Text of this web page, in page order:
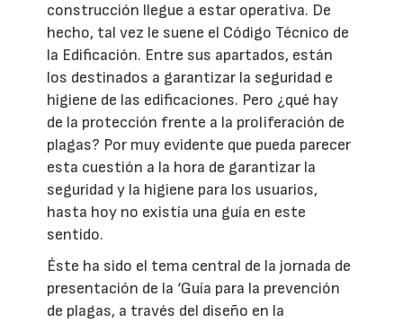
construcción llegue a estar operativa. De
hecho, tal vez le suene el Código Técnico de
la Edificación. Entre sus apartados, están
los destinados a garantizar la seguridad e
higiene de las edificaciones. Pero ¿qué hay
de la protección frente a la proliferación de
plagas? Por muy evidente que pueda parecer
esta cuestión a la hora de garantizar la
seguridad y la higiene para los usuarios,
hasta hoy no existía una guía en este
sentido.
Éste ha sido el tema central de la jornada de
presentación de la ‘Guía para la prevención
de plagas, a través del diseño en la